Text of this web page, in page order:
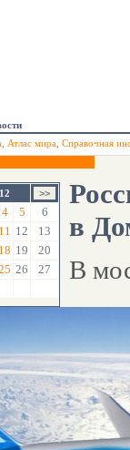
Атлас мира Справочная
4 5
6
11 12
13
18 19
20
26
27
в
В